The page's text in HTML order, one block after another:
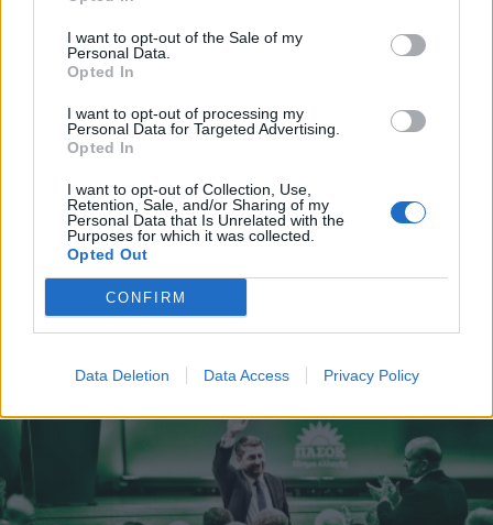
I want to opt-out of the Sale of my
Personal Data.
Opted In
I want to opt-out of processing my
Personal Data for Targeted Advertising.
Opted In
I want to opt-out of Collection, Use,
Retention, Sale, and/or Sharing of my
Personal Data that Is Unrelated with the
Purposes for which it was collected.
Opted Out
CONFIRM
Data Deletion Data Access Privacy Policy
Ακολουθήστε μας στο
Ακολουθήστε μας στο
twitter
ΣΧΕΤΙΚΗ ΕΙΔΗΣΕΟΓΡΑΦΙΑ
και την πολιτική απορρήτου
X